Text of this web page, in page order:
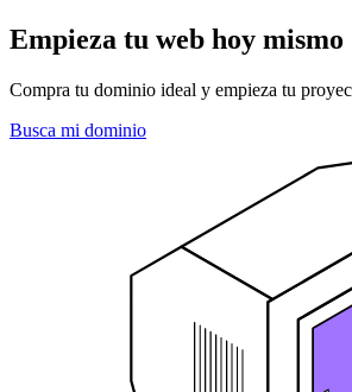
Empieza tu web hoy mismo
Compra tu dominio ideal y empieza tu
Busca mi dominio